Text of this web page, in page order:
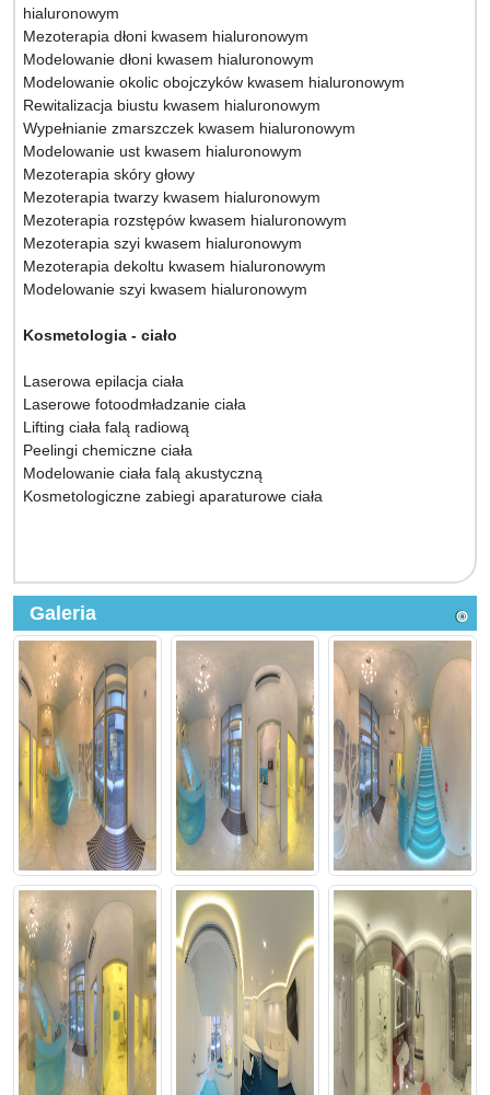
hialuronowym
Mezoterapia dłoni kwasem hialuronowym
Modelowanie dłoni kwasem hialuronowym
Modelowanie okolic obojczyków kwasem hialuronowym
Rewitalizacja biustu kwasem hialuronowym
Wypełnianie zmarszczek kwasem hialuronowym
Modelowanie ust kwasem hialuronowym
Mezoterapia skóry głowy
Mezoterapia twarzy kwasem hialuronowym
Mezoterapia rozstępów kwasem hialuronowym
Mezoterapia szyi kwasem hialuronowym
Mezoterapia dekoltu kwasem hialuronowym
Modelowanie szyi kwasem hialuronowym
Kosmetologia - ciało
Laserowa epilacja ciała
Laserowe fotoodmładzanie ciała
Lifting ciała falą radiową
Peelingi chemiczne ciała
Modelowanie ciała falą akustyczną
Kosmetologiczne zabiegi aparaturowe ciała
Galeria